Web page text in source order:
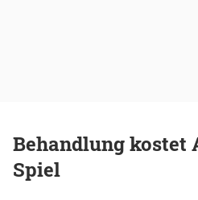
Behandlung kostet
Spiel